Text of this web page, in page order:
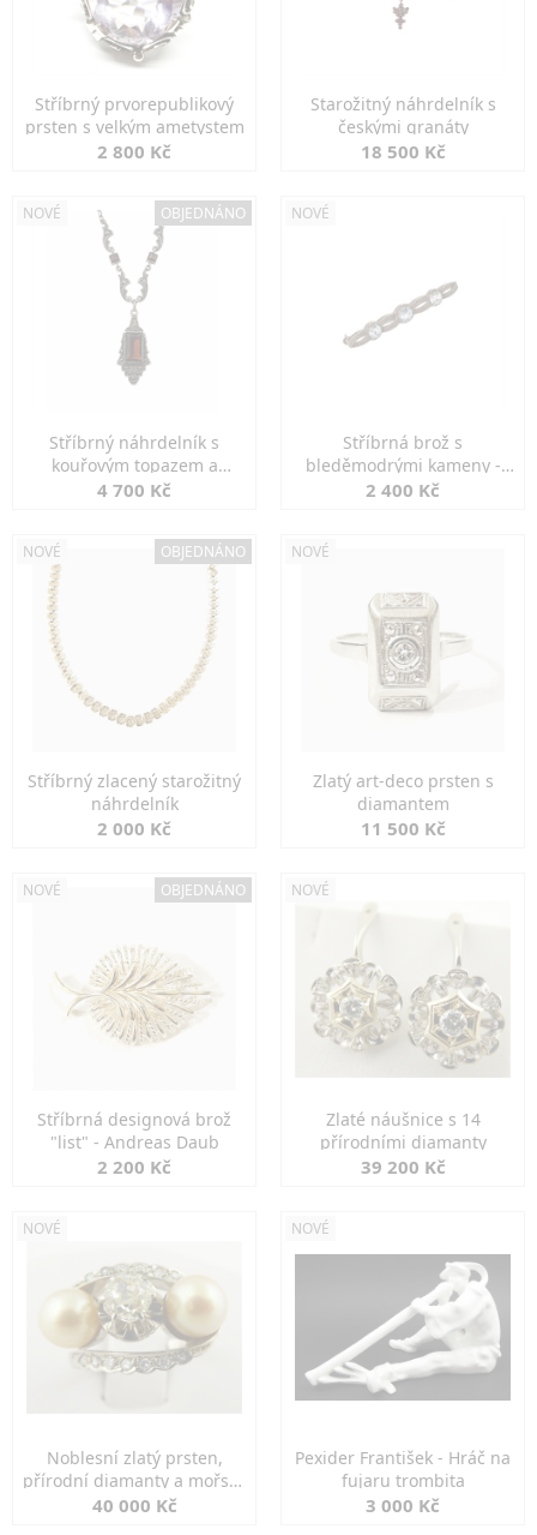
Stříbrný prvorepublikový
prsten s velkým ametystem
2 800 Kč
Starožitný náhrdelník s
českými granáty
18 500 Kč
NOVÉ OBJEDNÁNO
Stříbrný náhrdelník s
kouřovým topazem a
markazity
4 700 Kč
NOVÉ
Stříbrná brož s
bleděmodrými kameny -
jemná elegance
2 400 Kč
NOVÉ OBJEDNÁNO
Stříbrný zlacený starožitný
náhrdelník
2 000 Kč
NOVÉ
Zlatý art-deco prsten s
diamantem
11 500 Kč
NOVÉ OBJEDNÁNO
Stříbrná designová brož
"list" - Andreas Daub
2 200 Kč
NOVÉ
Zlaté náušnice s 14
přírodními diamanty
39 200 Kč
NOVÉ
Noblesní zlatý prsten,
přírodní diamanty a mořské
perly
40 000 Kč
NOVÉ
Pexider František - Hráč na
fujaru trombita
3 000 Kč